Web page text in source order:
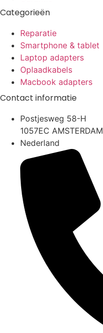
Categorieën
Reparatie
Smartphone & tablet
Laptop adapters
Oplaadkabels
Macbook adapters
Contact informatie
Postjesweg 58-H
1057EC AMSTERDAM
Nederland